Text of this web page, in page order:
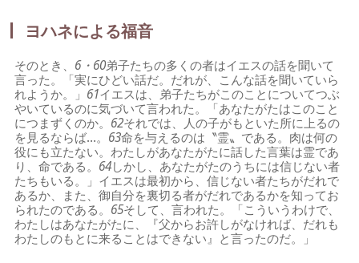
ヨハネによる福音
そのとき、 6・60弟子たちの多くの者はイエスの話を聞いて
言った。「実にひどい話だ。だれが、こんな話を聞いていら
れようか。」 61イエスは、弟子たちがこのことについてつぶ
やいているのに気づいて言われた。「あなたがたはこのこと
につまずくのか。 62それでは、人の子がもといた所に上るの
を見るならば…。 63命を与えるのは〝霊〟である。肉は何の
役にも立たない。わたしがあなたがたに話した言葉は霊であ
り、命である。 64しかし、あなたがたのうちには信じない者
たちもいる。」イエスは最初から、信じない者たちがだれで
あるか、また、御自分を裏切る者がだれであるかを知ってお
られたのである。 65そして、言われた。「こういうわけで、
わたしはあなたがたに、『父からお許しがなければ、だれも
わたしのもとに来ることはできない』と言ったのだ。」